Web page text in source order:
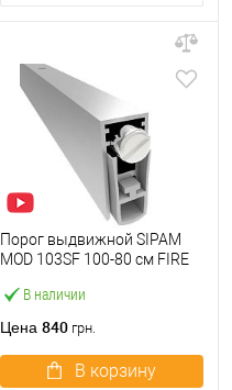
В наличии
Порог выдвижной SIPAM
MOD 103SF 100-80 см FIRE
Цена 840 грн.
В корзину